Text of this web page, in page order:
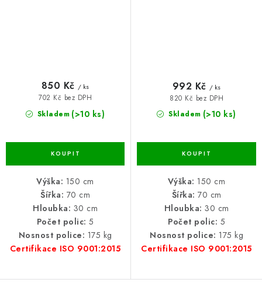
Skladem (>10 ks)
702 Kč bez DPH
850 Kč / ks
Výška: 150 cm
Šířka: 70 cm
Hloubka: 30 cm
Počet polic: 5
Nosnost police: 175 kg
Certifikace ISO 9001:2015
Skladem (>10 ks)
820 Kč bez DPH
992 Kč / ks
Výška: 150 cm
Šířka: 70 cm
Hloubka: 30 cm
Počet polic: 5
Nosnost police: 175 kg
Certifikace ISO 9001:2015